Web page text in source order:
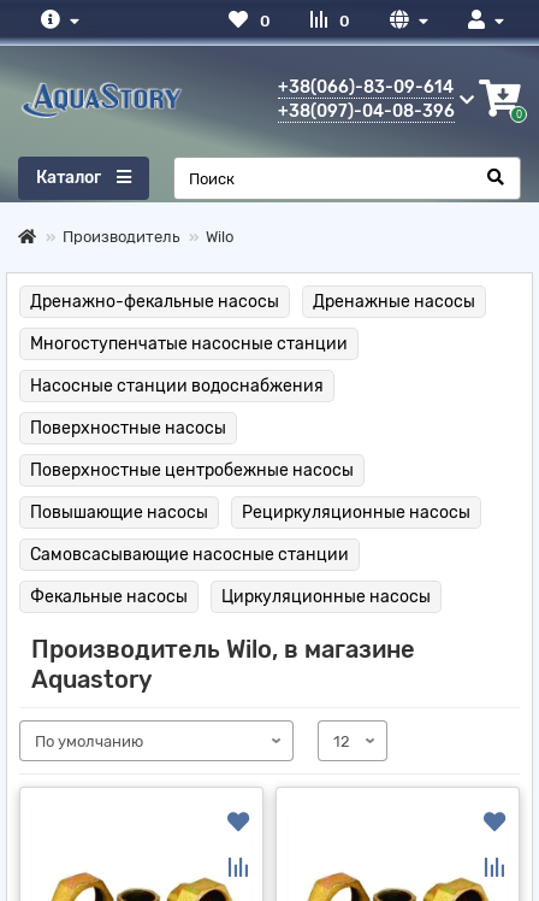
0
0
+38(066)-83-09-614
+38(097)-04-08-396
0
Каталог
Производитель Wilo
Дренажно-фекальные насосы Дренажные насосы
Многоступенчатые насосные станции
Насосные станции водоснабжения
Поверхностные насосы
Поверхностные центробежные насосы
Повышающие насосы Рециркуляционные насосы
Самовсасывающие насосные станции
Фекальные насосы Циркуляционные насосы
Производитель Wilo, в магазине
Aquastory